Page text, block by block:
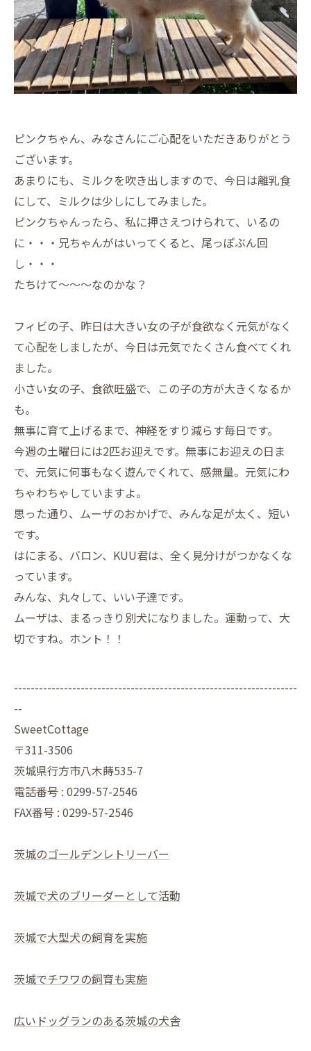
ピンクちゃん、みなさんにご心配をいただきありがとう
ございます。
あまりにも、ミルクを吹き出しますので、今日は離乳食
にして、ミルクは少しにしてみました。
ピンクちゃんったら、私に押さえつけられて、いるの
に・・・兄ちゃんがはいってくると、尾っぽぶん回
し・・・
たちけて～～～なのかな？
フィビの子、昨日は大きい女の子が食欲なく元気がなく
て心配をしましたが、今日は元気でたくさん食べてくれ
ました。
小さい女の子、食欲旺盛で、この子の方が大きくなるか
も。
無事に育て上げるまで、神経をすり減らす毎日です。
今週の土曜日には2匹お迎えです。無事にお迎えの日ま
で、元気に何事もなく遊んでくれて、感無量。元気にわ
ちゃわちゃしていますよ。
思った通り、ムーザのおかげで、みんな足が太く、短い
です。
はにまる、バロン、KUU君は、全く見分けがつかなくな
っています。
みんな、丸々して、いい子達です。
ムーザは、まるっきり別犬になりました。運動って、大
切ですね。ホント！！
--------------------------------------------------------------------
--
SweetCottage
〒311-3506
茨城県行方市八木蒔535-7
電話番号 : 0299-57-2546
FAX番号 : 0299-57-2546
茨城のゴールデンレトリーバー
茨城で犬のブリーダーとして活動
茨城で大型犬の飼育を実施
茨城でチワワの飼育も実施
広いドッグランのある茨城の犬舎